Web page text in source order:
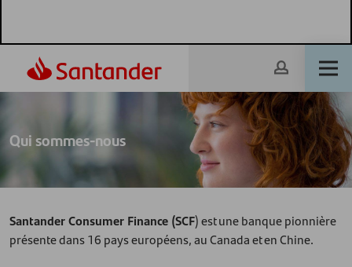
Qui sommes-nous
Santander Consumer Finance (SCF) est une banque pionnière
présente dans 16 pays européens, au Canada et en Chine.